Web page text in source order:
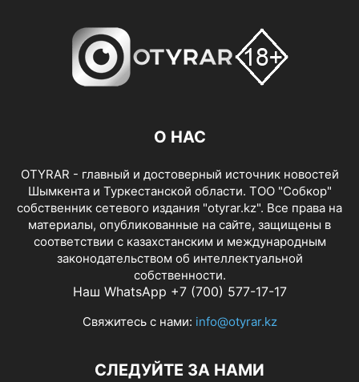
О НАС
OTYRAR - главный и достоверный источник новостей
Шымкента и Туркестанской области. ТОО "Собкор"
собственник сетевого издания "otyrar.kz". Все права на
материалы, опубликованные на сайте, защищены в
соответствии с казахстанским и международным
законодательством об интеллектуальной
собственности.
Наш WhatsApp +7 (700) 577-17-17
Свяжитесь с нами: info@otyrar.kz
СЛЕДУЙТЕ ЗА НАМИ